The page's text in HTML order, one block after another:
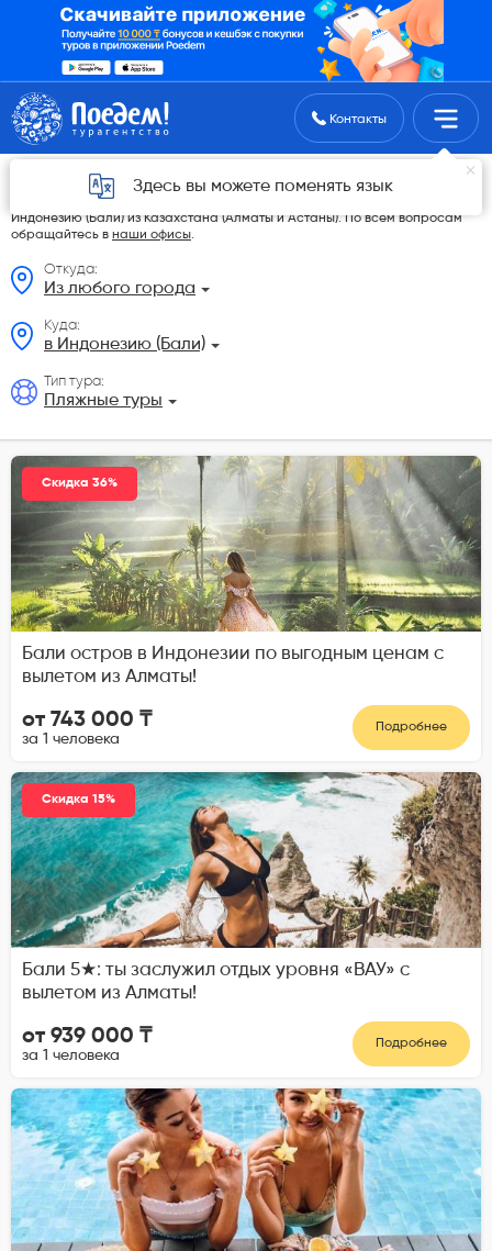
Поиск туровКонтакты
Здесь вы можете поменять язык
Пляжные туры из Казахстана
На данной странице мы разместили самые выгодные Пляжные туры в
Индонезию (Бали) из Казахстана (Алматы и Астаны). По всем вопросам
обращайтесь в наши офисы.
Откуда:
Из любого города
Куда:
в Индонезию (Бали)
Тип тура:
Пляжные туры
Скидка 36%
Бали остров в Индонезии по выгодным ценам с
вылетом из Алматы!
от 743 000 ₸
за 1 человека
Подробнее
Скидка 15%
Бали 5★: ты заслужил отдых уровня «ВАУ» с
вылетом из Алматы!
от 939 000 ₸
за 1 человека
Подробнее